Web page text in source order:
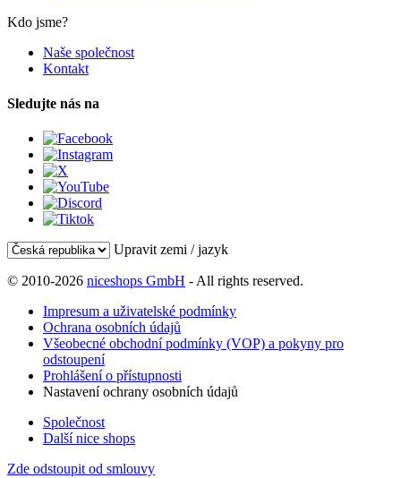
Kdo jsme?
Naše společnost
Kontakt
Sledujte nás na
Upravit zemi / jazyk
© 2010-2026 niceshops GmbH - All rights reserved.
Impresum a uživatelské podmínky
Ochrana osobních údajů
Všeobecné obchodní podmínky (VOP) a pokyny pro
odstoupení
Prohlášení o přístupnosti
Nastavení ochrany osobních údajů
Společnost
Další nice shops
Zde odstoupit od smlouvy